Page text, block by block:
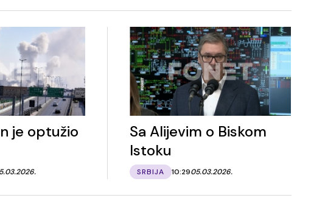
je optužio
Sa Alijevim o Biskom
Istoku
SRBIJA 10:2905.03.2026.